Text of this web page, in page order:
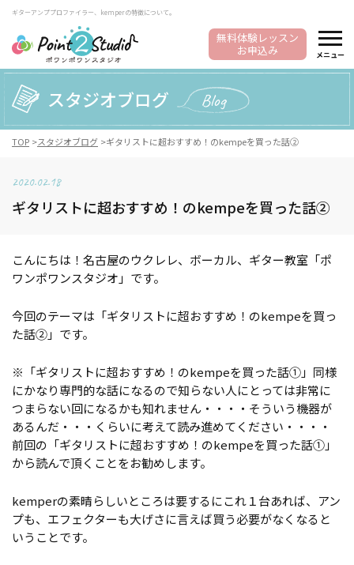
ギターアンププロファイラー、kemperの特徴について。
メニュー
無料体験レッスン
お申込み
スタジオブログ Blog
TOP スタジオブログ ギタリストに超おすすめ！のkempeを買った話②
2020.02.18
ギタリストに超おすすめ！のkempeを買った話②
こんにちは！名古屋のウクレレ、ボーカル、ギター教室「ポ
ワンポワンスタジオ」です。
今回のテーマは「ギタリストに超おすすめ！のkempeを買っ
た話②」です。
※「ギタリストに超おすすめ！のkempeを買った話①」同様
にかなり専門的な話になるので知らない人にとっては非常に
つまらない回になるかも知れません・・・・そういう機器が
あるんだ・・・くらいに考えて読み進めてください・・・・
前回の「ギタリストに超おすすめ！のkempeを買った話①」
から読んで頂くことをお勧めします。
kemperの素晴らしいところは要するにこれ１台あれば、アン
プも、エフェクターも大げさに言えば買う必要がなくなると
いうことです。